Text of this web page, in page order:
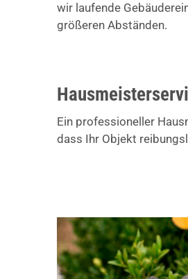
wir laufende
größeren Abständen.
Ein professioneller
dass Ihr Objekt